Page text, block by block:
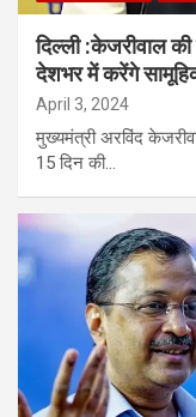
दिल्ली :केजरीवाल
देशभर में करेंगे
April 3, 2024
मुख्यमंत्री अरविंद
15 दिन की…